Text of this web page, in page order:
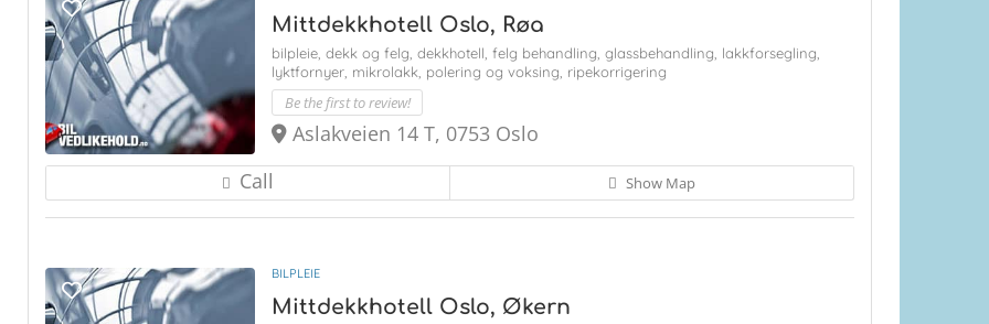
Mittdekkhotell Oslo, Røa
bilpleie, dekk og felg, dekkhotell, felg behandling, glassbehandling, lakkforsegling,
lyktfornyer, mikrolakk, polering og voksing, ripekorrigering
Be the first to review!
Aslakveien 14 T, 0753 Oslo
Call
Show Map
BILPLEIE
Mittdekkhotell Oslo, Økern